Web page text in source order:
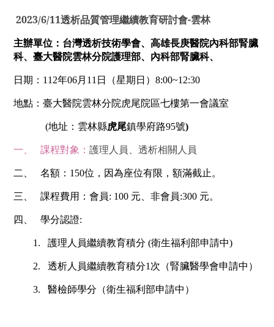
2023/6/11透析品質管理繼續教育研討會-雲林
主辦單位：台灣透析技術學會、高雄長庚醫院內科部腎臟
科、臺大醫院雲林分院護理部、內科部腎臟科、
日期： 112年06月 11 日（星期日）8:00~12:30
地點：臺大醫院雲林分院虎尾院區七樓第一會議室
(地址：雲林縣虎尾鎮學府路95號)
一、 課程對象：護理人員、透析相關人員
二、 名額： 150位，因為座位有限，額滿截止。
三、 課程費用：會員: 100 元、非會員:300 元。
四、 學分認證:
1. 護理人員繼續教育積分 (衛生福利部申請中)
2. 透析人員繼續教育積分1 次（腎臟醫學會申請中）
3. 醫檢師學分（衛生福利部申請中）